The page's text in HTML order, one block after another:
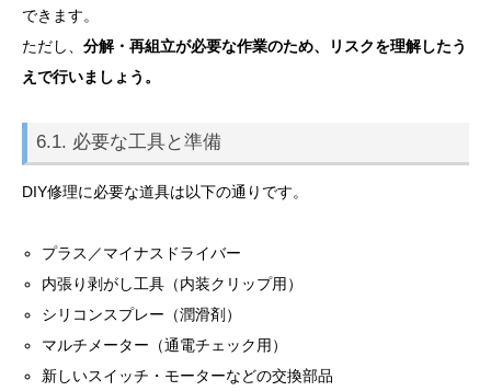
できます。
ただし、 分解・再組立が必要な作業のため、リスクを理解したう
えで行いましょう。
6.1. 必要な工具と準備
DIY修理に必要な道具は以下の通りです。
プラス／マイナスドライバー
内張り剥がし工具（内装クリップ用）
シリコンスプレー（潤滑剤）
マルチメーター（通電チェック用）
新しいスイッチ・モーターなどの交換部品